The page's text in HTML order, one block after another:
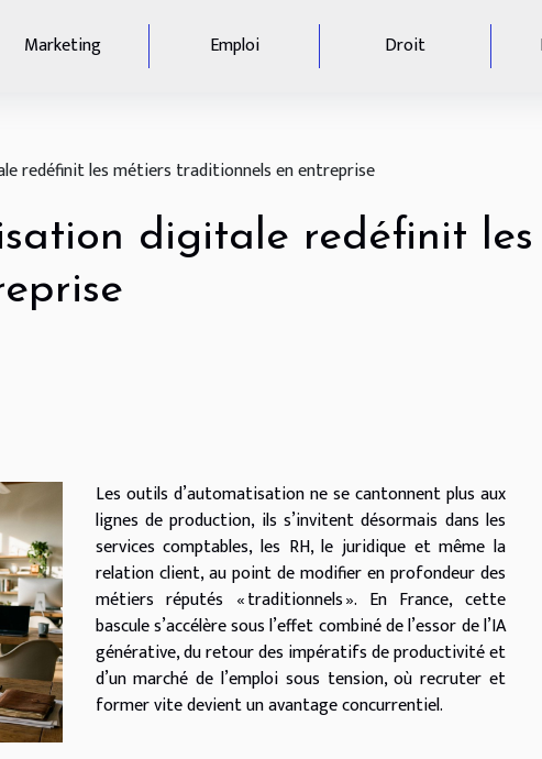
Marketing Emploi Droit
redéfinit les métiers traditionnels en entreprise
digitale redéfinit les
Les outils d’automatisation ne se cantonnent plus aux
lignes de production, ils s’invitent désormais dans les
services comptables, les RH, le juridique et même la
relation client, au point de modifier en profondeur des
métiers réputés « traditionnels ». En France, cette
bascule s’accélère sous l’effet combiné de l’essor de l’IA
générative, du retour des impératifs de productivité et
d’un marché de l’emploi sous tension, où recruter et
former vite devient un avantage concurrentiel.